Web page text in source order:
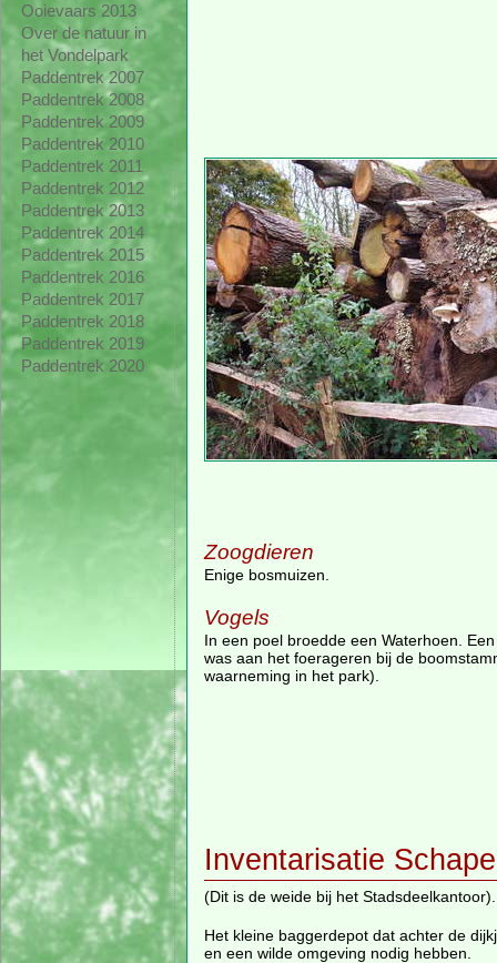
Ooievaars 2013
Over de natuur in
het Vondelpark
Paddentrek 2007
Paddentrek 2008
Paddentrek 2009
Paddentrek 2010
Paddentrek 2011
Paddentrek 2012
Paddentrek 2013
Paddentrek 2014
Paddentrek 2015
Paddentrek 2016
Paddentrek 2017
Paddentrek 2018
Paddentrek 2019
Paddentrek 2020
Zoogdieren
Enige bosmuizen.
Vogels
In een poel broedde een Waterhoen.
was aan het foerageren bij de
waarneming in het park).
Inventarisatie
(Dit is de weide bij het Stadsdeelkantoor).
Het kleine baggerdepot dat achter de
en een wilde omgeving nodig hebben.